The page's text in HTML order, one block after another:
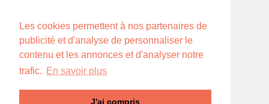
Les cookies permettent à nos partenaires de
publicité et d'analyse de personnaliser le
contenu et les annonces et d'analyser notre
trafic. En savoir plus
J'ai compris